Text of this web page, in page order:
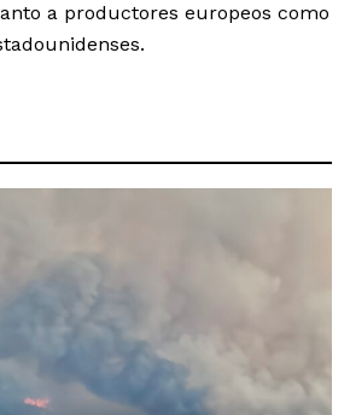
a productores europeos como